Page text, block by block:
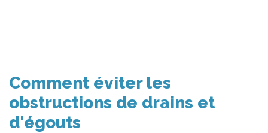
Comment éviter les
obstructions de drains et
d'égouts